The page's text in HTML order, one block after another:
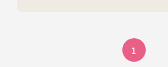
1